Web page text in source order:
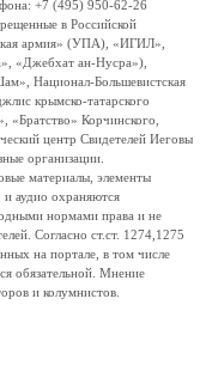
+7 (495) 950-62-26
в Российской
армия» (УПА), «ИГИЛ»,
«Джебхат ан-Нусра»),
Национал-Большевистская
крымско-татарского
Корчинского,
центр Свидетелей Иеговы
организации.
материалы, элементы
и аудио охраняются
нормами права и не
Согласно ст.ст. 1274,1275
на портале, в том числе
обязательной. Мнение
и колумнистов.